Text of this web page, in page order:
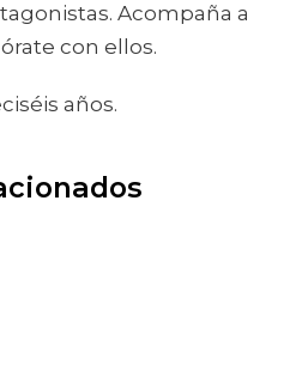
Acompaña a
con ellos.
años.